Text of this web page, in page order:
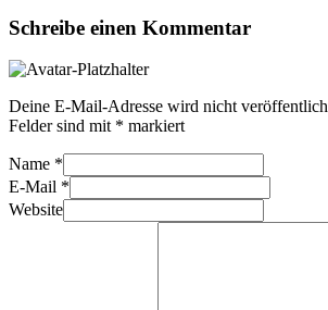
Schreibe einen Kommentar
Deine E-Mail-Adresse wird nicht
Felder sind mit * markiert
Name *
E-Mail *
Website